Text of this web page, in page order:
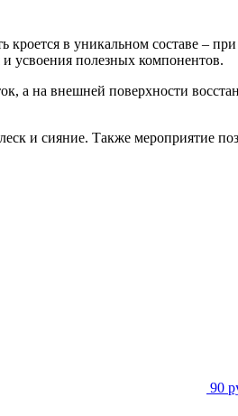
кроется в уникальном составе –
усвоения полезных компонентов.
а на внешней поверхности
и сияние. Также мероприятие
90